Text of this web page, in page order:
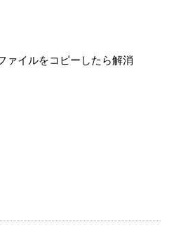
ァイルをコピーしたら解消